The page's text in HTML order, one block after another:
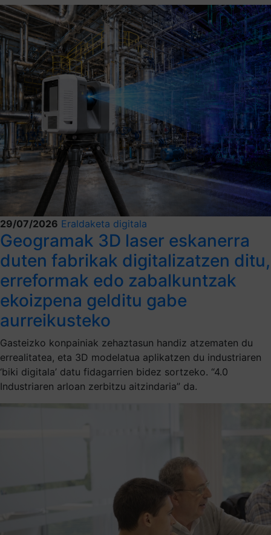
29/07/2026 Eraldaketa digitala
Geogramak 3D laser eskanerra
duten fabrikak digitalizatzen ditu,
erreformak edo zabalkuntzak
ekoizpena gelditu gabe
aurreikusteko
Gasteizko konpainiak zehaztasun handiz atzematen du
errealitatea, eta 3D modelatua aplikatzen du industriaren
‘biki digitala’ datu fidagarrien bidez sortzeko. “4.0
Industriaren arloan zerbitzu aitzindaria” da.